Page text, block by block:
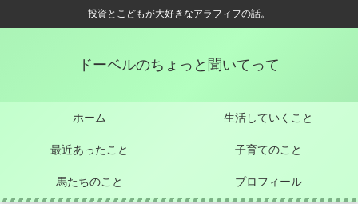
投資とこどもが大好きなアラフィフの話。
ドーベルのちょっと聞いてって
ホーム 生活していくこと
最近あったこと 子育てのこと
馬たちのこと プロフィール